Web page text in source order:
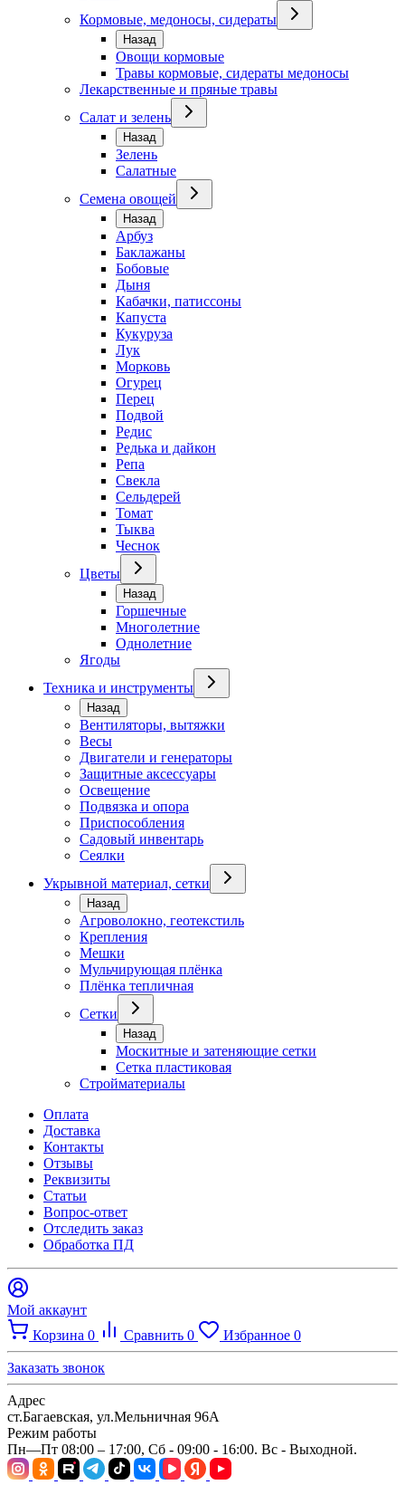
Кормовые, медоносы, сидераты
Назад
Овощи кормовые
Травы кормовые, сидераты медоносы
Лекарственные и пряные травы
Салат и зелень
Назад
Зелень
Салатные
Семена овощей
Назад
Арбуз
Баклажаны
Бобовые
Дыня
Кабачки, патиссоны
Капуста
Кукуруза
Лук
Морковь
Огурец
Перец
Подвой
Редис
Редька и дайкон
Репа
Свекла
Сельдерей
Томат
Тыква
Чеснок
Цветы
Назад
Горшечные
Многолетние
Однолетние
Ягоды
Техника и инструменты
Назад
Вентиляторы, вытяжки
Весы
Двигатели и генераторы
Защитные аксессуары
Освещение
Подвязка и опора
Приспособления
Садовый инвентарь
Сеялки
Укрывной материал, сетки
Назад
Агроволокно, геотекстиль
Крепления
Мешки
Мульчирующая плёнка
Плёнка тепличная
Сетки
Назад
Москитные и затеняющие сетки
Сетка пластиковая
Стройматериалы
Оплата
Доставка
Контакты
Отзывы
Реквизиты
Статьи
Вопрос-ответ
Отследить заказ
Обработка ПД
Мой аккаунт
Корзина 0 Сравнить 0 Избранное 0
Заказать звонок
Адрес
ст.Багаевская, ул.Мельничная 96А
Режим работы
Пн—Пт 08:00 – 17:00, Сб - 09:00 - 16:00. Вс - Выходной.